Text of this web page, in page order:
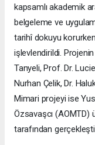
kapsamlı akademik
belgeleme ve
tarihî dokuyu
işlevlendirildi.
Tanyeli, Prof. Dr.
Nurhan Çelik, Dr.
Mimari projeyi ise
Özsavaşcı (AOMTD)
tarafından